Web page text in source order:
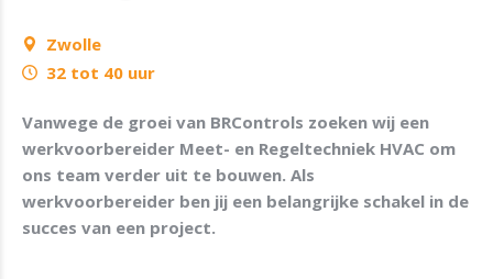
Zwolle
32 tot 40 uur
Vanwege de groei van BRControls zoeken wij een
werkvoorbereider Meet- en Regeltechniek HVAC om
ons team verder uit te bouwen. Als
werkvoorbereider ben jij een belangrijke schakel in de
succes van een project.